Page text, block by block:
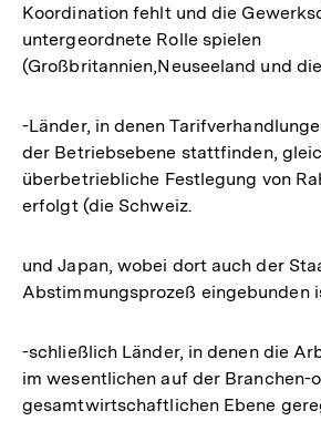
Koordination fehlt und die
untergeordnete Rolle spielen
(Großbritannien,Neuseeland und
-Länder, in denen
der Betriebsebene stattfinden,
überbetriebliche Festlegung von
erfolgt (die Schweiz.
und Japan, wobei dort auch der
Abstimmungsprozeß eingebunden
-schließlich Länder, in denen die
im wesentlichen auf der Branchen-
gesamtwirtschaftlichen Ebene